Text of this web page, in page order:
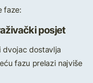
faze:
posjet
dvojac dostavlja
fazu prelazi najviše